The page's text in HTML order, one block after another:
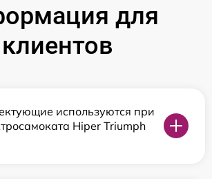
для
клиентов
используются при
Hiper Triumph